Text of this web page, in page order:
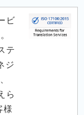
ビ
テ
ジ
ら
様